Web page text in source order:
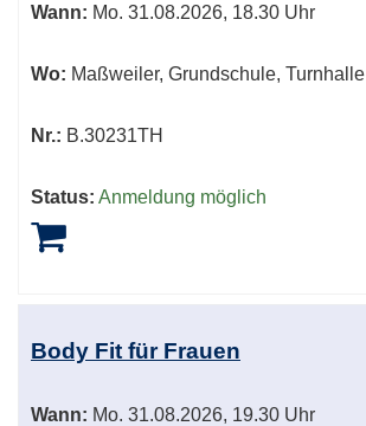
werden.
Wann: Mo. 31.08.2026, 18.30 Uhr
Wo: Maßweiler, Grundschule, Turnhalle
Nr.: B.30231TH
Status: Anmeldung möglich
Body Fit für Frauen
Wann: Mo. 31.08.2026, 19.30 Uhr